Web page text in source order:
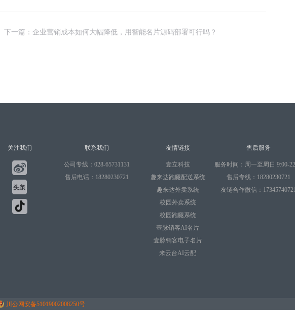
下一篇：企业营销成本如何大幅降低，用智能名片源码部署可行吗？
关注我们 联系我们
公司专线：028-65731131
售后电话：18280230721
友情链接
壹立科技
趣来达跑腿配送系统
趣来达外卖系统
校园外卖系统
校园跑腿系统
壹脉销客AI名片
壹脉销客电子名片
来云台AI云配
售后服务
服务时间：周一至周日 9:00-
售后专线：18280230721
友链合作微信：
川公网安备51019002008250号